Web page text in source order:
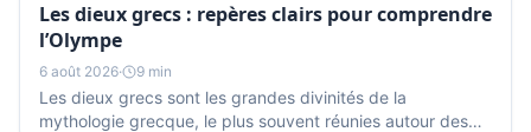
Les dieux grecs : repères clairs pour comprendre
l’Olympe
6 août 2026· 9 min
Les dieux grecs sont les grandes divinités de la
mythologie grecque, le plus souvent réunies autour des